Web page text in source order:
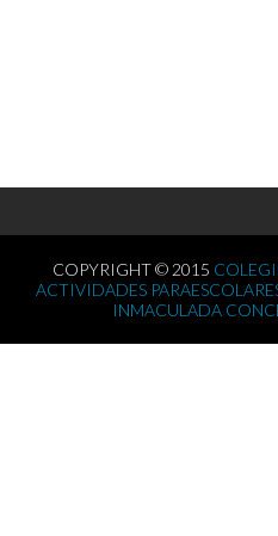
COPYRIGHT © 2015
ACTIVIDADES
INMACULADA